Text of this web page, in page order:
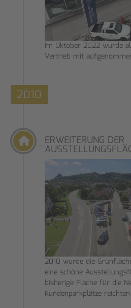
Im Oktober 2022 wurde
Vertrieb mit
2010
ERWEITERUNG DER
2010 wurde die
eine schöne
bisherige Fläche für die
Kundenparkplätze